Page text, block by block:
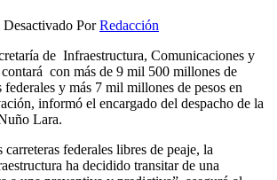
Desactivado Por Redacción
de Infraestructura, Comunicaciones y
con más de 9 mil 500 millones de
federales y más 7 mil millones de pesos en
informó el encargado del despacho de la
Lara.
federales libres de peaje, la
ha decidido transitar de una